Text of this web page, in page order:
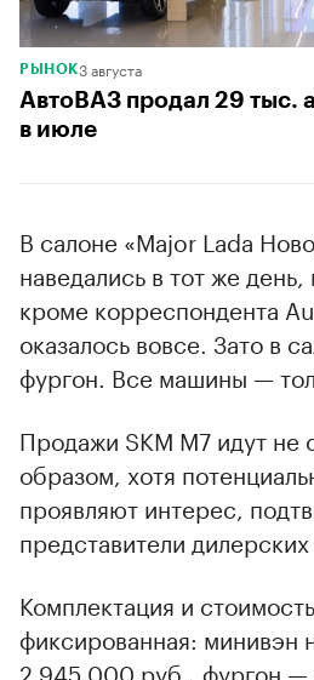
РЫНОК3 августа
АвтоВАЗ продал 29 тыс.
в июле
В салоне «Major Lada
наведались в тот же
кроме корреспондента
оказалось вовсе. Зато в
фургон. Все машины —
Продажи SKM M7 идут
образом, хотя
проявляют интерес,
представители
Комплектация и
фиксированная: минивэн
2 945 000 руб., фургон —